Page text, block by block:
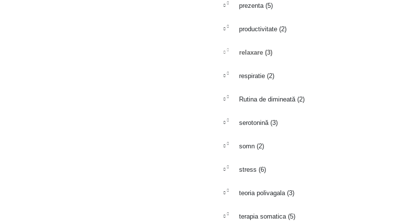
prezenta (5)
productivitate (2)
relaxare (3)
respiratie (2)
Rutina de dimineată (2)
serotonină (3)
somn (2)
stress (6)
teoria polivagala (3)
terapia somatica (5)